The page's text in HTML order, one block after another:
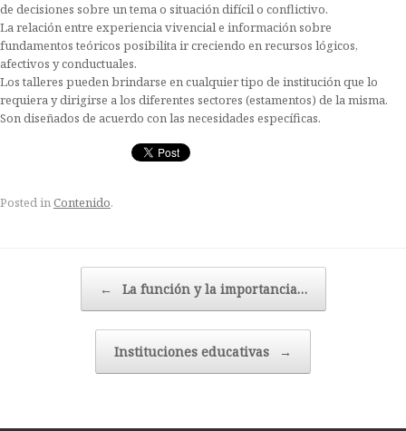
de decisiones sobre un tema o situación difícil o conflictivo.
La relación entre experiencia vivencial e información sobre
fundamentos teóricos posibilita ir creciendo en recursos lógicos,
afectivos y conductuales.
Los talleres pueden brindarse en cualquier tipo de institución que lo
requiera y dirigirse a los diferentes sectores (estamentos) de la misma.
Son diseñados de acuerdo con las necesidades específicas.
Posted in Contenido.
← La función y la importancia…
Instituciones educativas →